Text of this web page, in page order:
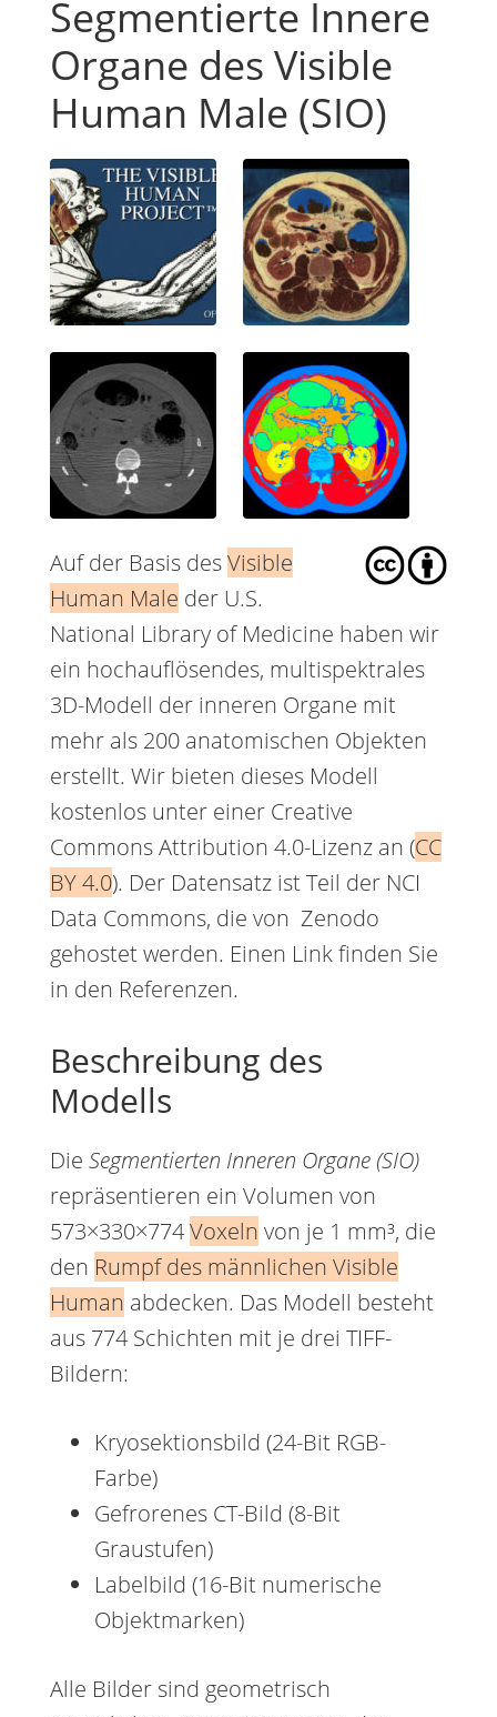
Segmentierte Innere
Organe des Visible
Human Male (SIO)
Auf der Basis desVisible
Human Male der U.S.
National Library of Medicine haben wir
ein hochauflösendes, multispektrales
3D-Modell der inneren Organe mit
mehr als 200 anatomischen Objekten
erstellt. Wir bieten dieses Modell
kostenlos unter einer Creative
Commons Attribution 4.0-Lizenz an (CC
BY 4.0). Der Datensatz ist Teil der NCI
Data Commons, die von Zenodo
gehostet werden. Einen Link finden Sie
in den Referenzen.
Beschreibung des
Modells
Die Segmentierten Inneren Organe (SIO)
repräsentieren ein Volumen von
573×330×774Voxeln von je 1 mm³, die
den Rumpf des männlichen Visible
Human abdecken. Das Modell besteht
aus 774 Schichten mit je drei TIFF-
Bildern:
Kryosektionsbild (24-Bit RGB-
Farbe)
Gefrorenes CT-Bild (8-Bit
Graustufen)
Labelbild (16-Bit numerische
Objektmarken)
Alle Bilder sind geometrisch